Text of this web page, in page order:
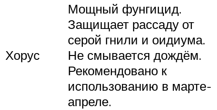
Хорус
Мощный фунгицид.
Защищает рассаду от
серой гнили и оидиума.
Не смывается дождём.
Рекомендовано к
использованию в марте-
апреле.